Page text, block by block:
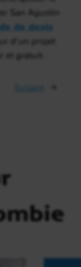
San Agustín
de devis
d’un projet
et gratuit.
Suivant →